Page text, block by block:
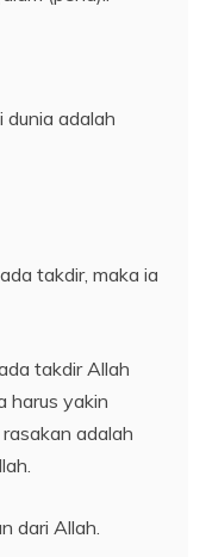
dunia adalah
takdir, maka ia
takdir Allah
harus yakin
adalah
dari Allah.